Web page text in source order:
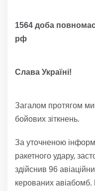
1564 доба
рф
Слава Україні!
Загалом протягом
бойових зіткнень.
За уточненою
ракетного удару,
здійснив 96
керованих авіабомб.